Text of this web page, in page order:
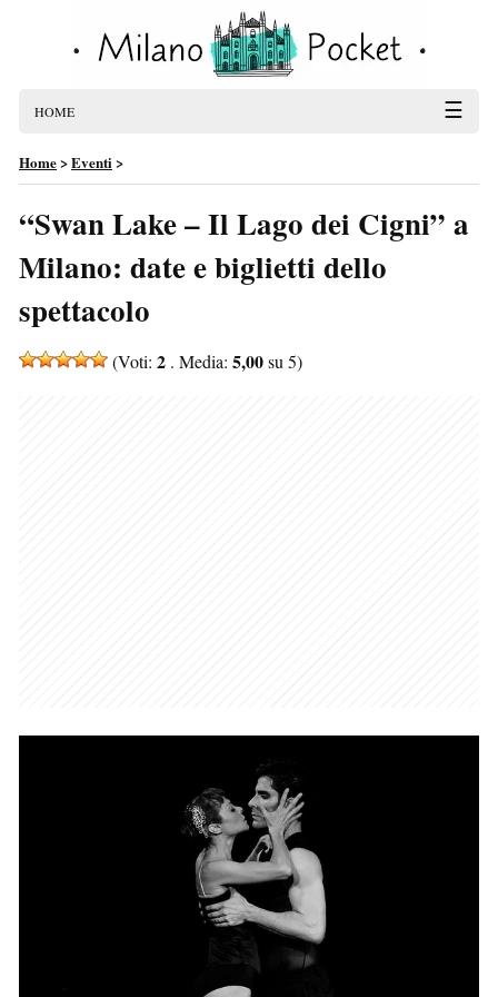
HOME ☰
Home>Eventi>
“Swan Lake – Il Lago dei Cigni” a
Milano: date e biglietti dello
spettacolo
(Voti: 2 . Media: 5,00su 5)